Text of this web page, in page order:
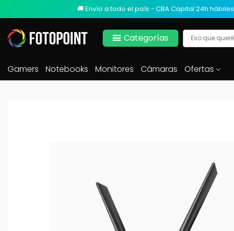
🚚 Envío a todo el país - CBA Capital 24h hábiles
Categorías
Gamers Notebooks Monitores Cámaras Ofertas